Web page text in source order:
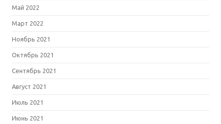
Май 2022
Март 2022
Ноябрь 2021
Октябрь 2021
Сентябрь 2021
Август 2021
Июль 2021
Июнь 2021